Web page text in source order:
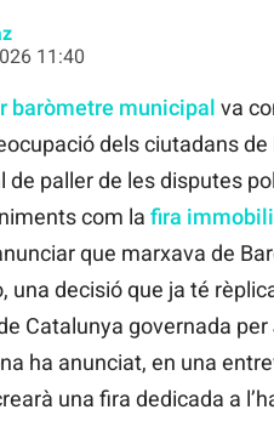
11:40
baròmetre municipal va
dels ciutadans
de paller de les disputes
com la fira
que marxava de
una decisió que ja té
Catalunya governada
ha anunciat, en una
una fira dedicada a